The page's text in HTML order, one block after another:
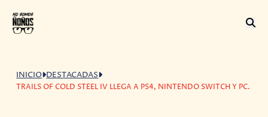
INICIO DESTACADAS
TRAILS OF COLD STEEL IV LLEGA A PS4, NINTENDO SWITCH Y PC.